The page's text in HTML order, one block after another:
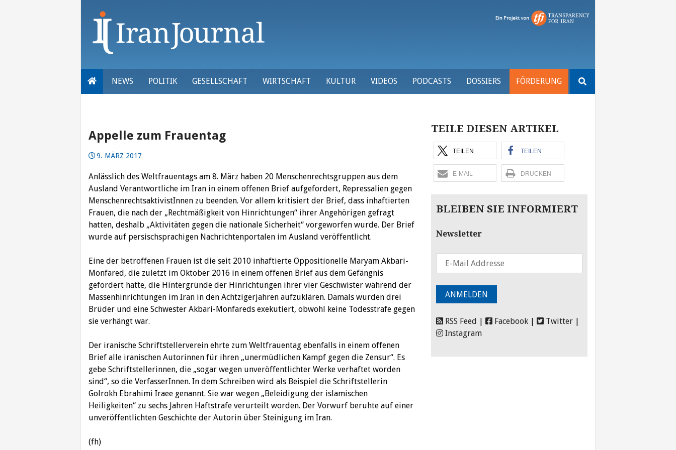
NEWS POLITIK GESELLSCHAFT WIRTSCHAFT KULTUR VIDEOS PODCASTS DOSSIERS FÖRDERUNG
nach:
Appelle zum Frauentag
9. MÄRZ 2017
Anlässlich des Weltfrauentags am 8. März haben 20 Menschenrechtsgruppen aus dem
Ausland Verantwortliche im Iran in einem offenen Brief aufgefordert, Repressalien gegen
MenschenrechtsaktivistInnen zu beenden. Vor allem kritisiert der Brief, dass inhaftierten
Frauen, die nach der „Rechtmäßigkeit von Hinrichtungen“ ihrer Angehörigen gefragt
hatten, deshalb „Aktivitäten gegen die nationale Sicherheit“ vorgeworfen wurde. Der Brief
wurde auf persischsprachigen Nachrichtenportalen im Ausland veröffentlicht.
Eine der betroffenen Frauen ist die seit 2010 inhaftierte Oppositionelle Maryam Akbari-
Monfared, die zuletzt im Oktober 2016 in einem offenen Brief aus dem Gefängnis
gefordert hatte, die Hintergründe der Hinrichtungen ihrer vier Geschwister während der
Massenhinrichtungen im Iran in den Achtzigerjahren aufzuklären. Damals wurden drei
Brüder und eine Schwester Akbari-Monfareds exekutiert, obwohl keine Todesstrafe gegen
sie verhängt war.
Der iranische Schriftstellerverein ehrte zum Weltfrauentag ebenfalls in einem offenen
Brief alle iranischen Autorinnen für ihren „unermüdlichen Kampf gegen die Zensur“. Es
gebe Schriftstellerinnen, die „sogar wegen unveröffentlichter Werke verhaftet worden
sind“, so die VerfasserInnen. In dem Schreiben wird als Beispiel die Schriftstellerin
Golrokh Ebrahimi Iraee genannt. Sie war wegen „Beleidigung der islamischen
Heiligkeiten“ zu sechs Jahren Haftstrafe verurteilt worden. Der Vorwurf beruhte auf einer
unveröffentlichten Geschichte der Autorin über Steinigung im Iran.
(fh)
TEILE DIESEN ARTIKEL
TEILEN TEILEN
E-MAIL DRUCKEN
BLEIBEN SIE INFORMIERT
Newsletter
RSS Feed Facebook Twitter
Instagram